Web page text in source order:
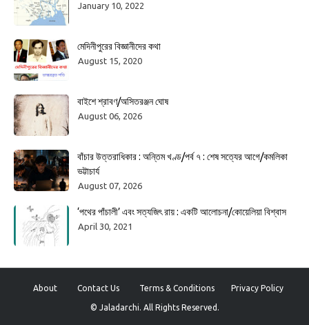
January 10, 2022
মেদিনীপুরের বিজ্ঞানীদের কথা
August 15, 2020
বাইশে শ্রাবণ/অসিতরঞ্জন ঘোষ
August 06, 2026
বাঁচার উত্তরাধিকার : অন্তিম খণ্ড/পর্ব ৭ : শেষ সত্যের আগে/কমলিকা
ভট্টাচার্য
August 07, 2026
‘পথের পাঁচালী’ এবং সত্যজিৎ রায় : একটি আলোচনা/কোয়েলিয়া বিশ্বাস
April 30, 2021
About Contact Us Terms & Conditions Privacy Policy
© Jaladarchi. All Rights Reserved.